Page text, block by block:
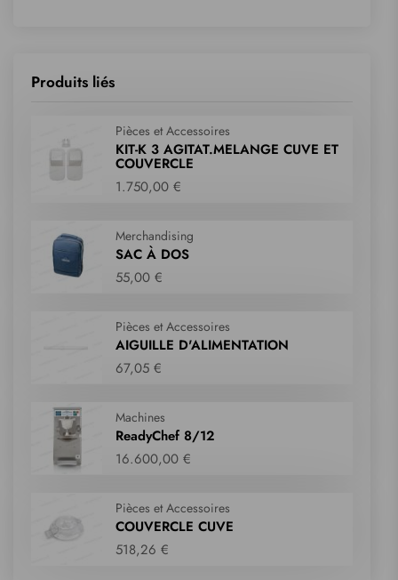
Produits liés
Pièces et Accessoires
KIT-K 3 AGITAT.MELANGE CUVE ET
COUVERCLE
1.750,00 €
Merchandising
SAC À DOS
55,00 €
Pièces et Accessoires
AIGUILLE D'ALIMENTATION
67,05 €
Machines
ReadyChef 8/12
16.600,00 €
Pièces et Accessoires
COUVERCLE CUVE
518,26 €